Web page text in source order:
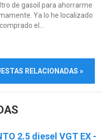
de gasoil para ahorrarme
Ya lo he localizado
el...
RELACIONADAS »
2.5 diesel VGT EX -